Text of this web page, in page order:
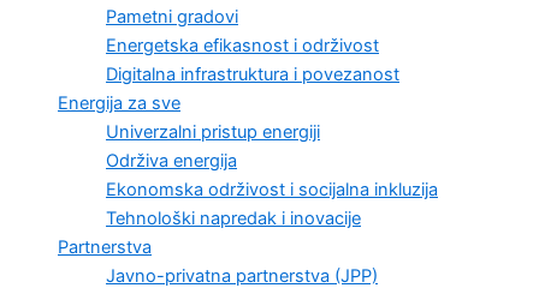
Pametni gradovi
Energetska efikasnost i održivost
Digitalna infrastruktura i povezanost
Energija za sve
Univerzalni pristup energiji
Održiva energija
Ekonomska održivost i socijalna inkluzija
Tehnološki napredak i inovacije
Partnerstva
Javno-privatna partnerstva (JPP)